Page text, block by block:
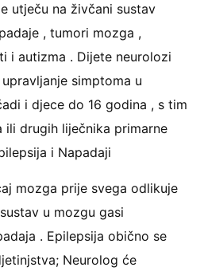
utječu na živčani sustav
, tumori mozga ,
i autizma . Dijete neurolozi
simptoma u
i djece do 16 godina , s tim
ili drugih liječnika primarne
i Napadaji
mozga prije svega odlikuje
u mozgu gasi
. Epilepsija obično se
Neurolog će